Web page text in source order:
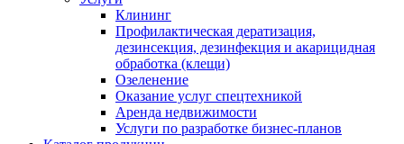
Клининг
Профилактическая дератизация,
дезинсекция, дезинфекция и акарицидная
обработка (клещи)
Озеленение
Оказание услуг спецтехникой
Аренда недвижимости
Услуги по разработке бизнес-планов